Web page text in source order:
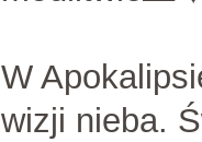
W
wizji nieba.